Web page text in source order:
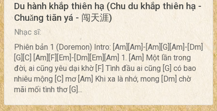
Du hành khắp thiên hạ (Chu du khắp thiên hạ -
Chuǎng tiān yá - 闯天涯)
Nhạc sĩ:
Phiên bản 1 (Doremon) Intro: [Am][Am]-[Am][G][Am]-[Dm]
[G][C] [Am][F][Em]-[Dm][Em][Am] 1. [Am] Một lần trong
đời, ai cũng yêu dại khờ [F] Tình đầu ai cũng [G] có bao
nhiêu mộng [C] mơ [Am] Khi xa là nhớ, mong [Dm] chờ
mãi mối tình thơ [G]...